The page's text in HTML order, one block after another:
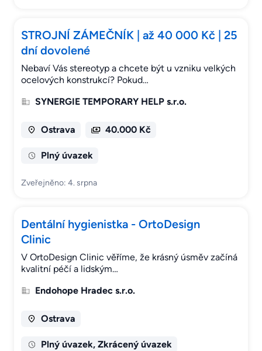
STROJNÍ ZÁMEČNÍK | až 40 000 Kč | 25
dní dovolené
Nebaví Vás stereotyp a chcete být u vzniku velkých
ocelových konstrukcí? Pokud…
SYNERGIE TEMPORARY HELP s.r.o.
Ostrava 40.000 Kč
Plný úvazek
Zveřejněno: 4. srpna
Dentální hygienistka - OrtoDesign
Clinic
V OrtoDesign Clinic věříme, že krásný úsměv začíná
kvalitní péčí a lidským…
Endohope Hradec s.r.o.
Ostrava
Plný úvazek, Zkrácený úvazek